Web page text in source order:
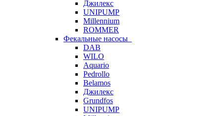
Джилекс
UNIPUMP
Millennium
ROMMER
Фекальные насосы
DAB
WILO
Aquario
Pedrollo
Belamos
Джилекс
Grundfos
UNIPUMP